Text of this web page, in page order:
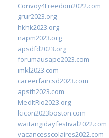
Convoy4Freedom2022.com
grur2023.org
hkhk2023.org
napm2023.org
apsdfd2023.org
forumausape2023.com
imkl2023.com
careerfaircsd2023.com
apsth2023.com
MedItRio2023.org
lcicon2023boston.com
waitangidayfestival2022.com
vacancesscolaires2022.com